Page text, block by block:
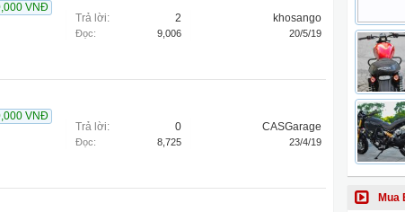
VNĐ
Trả lời: 2
Đọc: 9,006
khosango
20/5/19
VNĐ
Trả lời: 0
Đọc: 8,725
CASGarage
23/4/19
Mua